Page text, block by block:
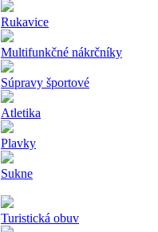
Rukavice
Multifunkčné nákrčníky
Súpravy športové
Atletika
Plavky
Sukne
Turistická obuv